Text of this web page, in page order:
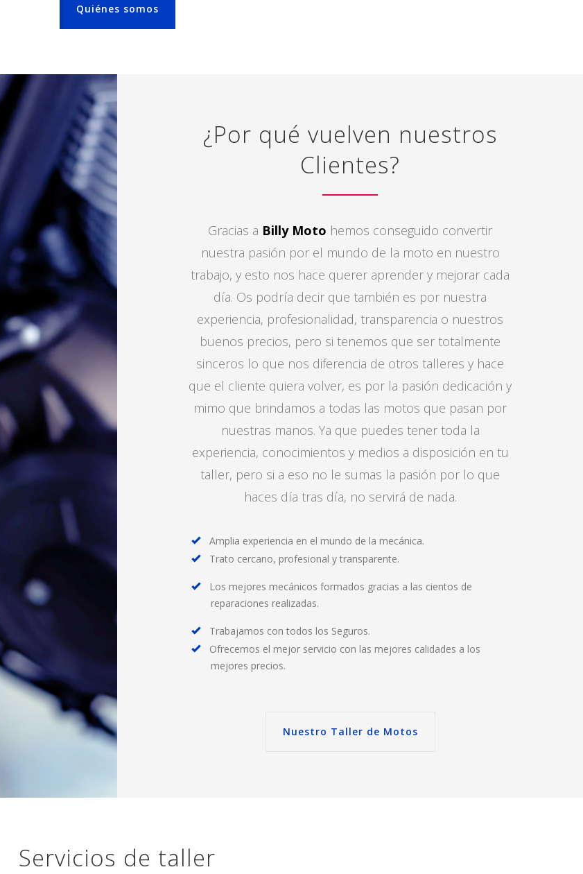
Quiénes somos
¿Por qué vuelven nuestros
Clientes?
Gracias a Billy Moto hemos conseguido convertir
nuestra pasión por el mundo de la moto en nuestro
trabajo, y esto nos hace querer aprender y mejorar cada
día. Os podría decir que también es por nuestra
experiencia, profesionalidad, transparencia o nuestros
buenos precios, pero si tenemos que ser totalmente
sinceros lo que nos diferencia de otros talleres y hace
que el cliente quiera volver, es por la pasión dedicación y
mimo que brindamos a todas las motos que pasan por
nuestras manos. Ya que puedes tener toda la
experiencia, conocimientos y medios a disposición en tu
taller, pero si a eso no le sumas la pasión por lo que
haces día tras día, no servirá de nada.
Amplia experiencia en el mundo de la mecánica.
Trato cercano, profesional y transparente.
Los mejores mecánicos formados gracias a las cientos de
reparaciones realizadas.
Trabajamos con todos los Seguros.
Ofrecemos el mejor servicio con las mejores calidades a los
mejores precios.
Nuestro Taller de Motos
Servicios de taller